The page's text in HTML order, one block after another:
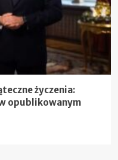
życzenia:
opublikowanym